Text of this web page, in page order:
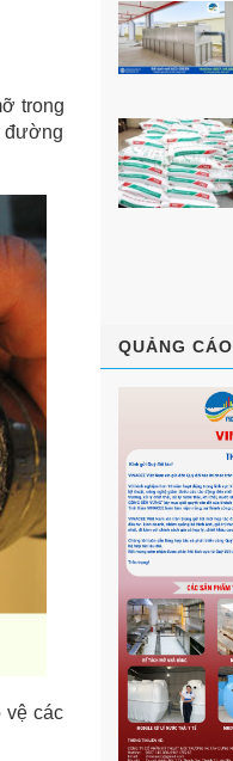
trong
đường
vệ các
QUẢNG CÁO